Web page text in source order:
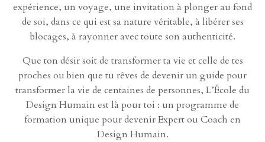
expérience, un voyage, une invitation à plonger au fond
de soi, dans ce qui est sa nature véritable, à libérer ses
blocages, à rayonner avec toute son authenticité.
Que ton désir soit de transformer ta vie et celle de tes
proches ou bien que tu rêves de devenir un guide pour
transformer la vie de centaines de personnes, L’École du
Design Humain est là pour toi : un programme de
formation unique pour devenir Expert ou Coach en
Design Humain.